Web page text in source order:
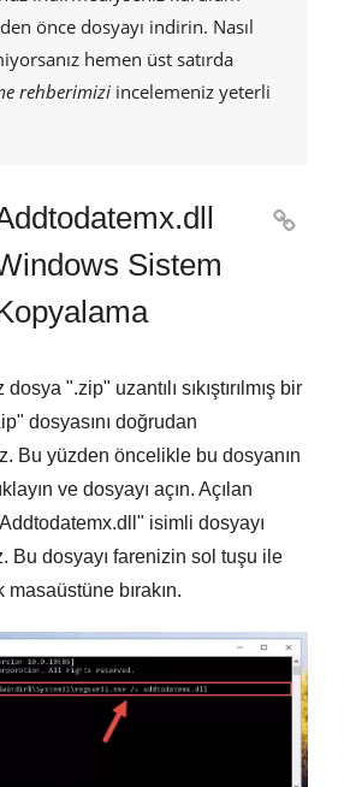
önce dosyayı indirin. Nasıl
hemen üst satırda
rehberimizi incelemeniz yeterli
Sistem

dosya ".zip" uzantılı sıkıştırılmış bir
" dosyasını doğrudan
Bu yüzden öncelikle bu dosyanın
ve dosyayı açın. Açılan
Addtodatemx.dll " isimli dosyayı
Bu dosyayı farenizin sol tuşu ile
bırakın.